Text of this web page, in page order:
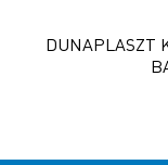
DUNAPLASZT